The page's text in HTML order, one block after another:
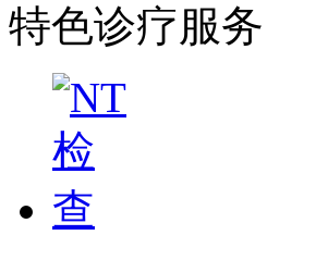
特色诊疗服务